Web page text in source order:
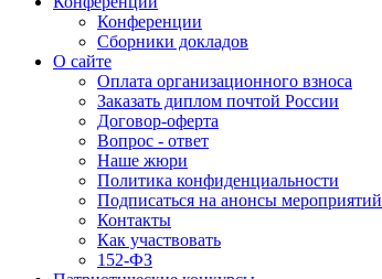
Конференции
Сборники докладов
О сайте
Оплата организационного взноса
Заказать диплом почтой России
Договор-оферта
Вопрос - ответ
Наше жюри
Политика конфиденциальности
Подписаться на анонсы мероприятий
Контакты
Как участвовать
152-ФЗ